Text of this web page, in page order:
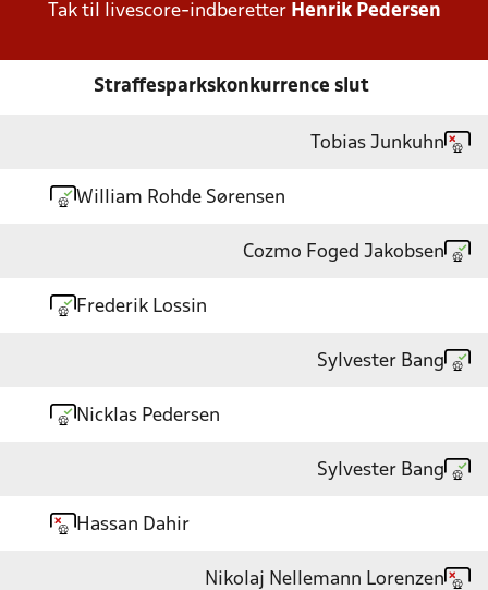
Tak til livescore-indberetter Henrik Pedersen
Straffesparkskonkurrence slut
Tobias Junkuhn
William Rohde Sørensen
Cozmo Foged Jakobsen
Frederik Lossin
Sylvester Bang
Nicklas Pedersen
Sylvester Bang
Hassan Dahir
Nikolaj Nellemann Lorenzen